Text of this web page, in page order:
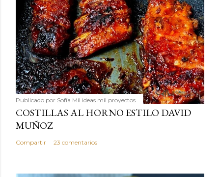
Publicado por Sofía Mil ideas mil proyectos
COSTILLAS AL HORNO ESTILO DAVID
MUÑOZ
Compartir 23 comentarios